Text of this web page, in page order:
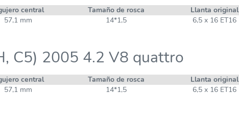
central Tamaño de rosca Llanta original
57,1 mm 14*1,5 6,5 x 16 ET16
C5) 2005 4.2 V8 quattro
central Tamaño de rosca Llanta original
57,1 mm 14*1,5 6,5 x 16 ET16